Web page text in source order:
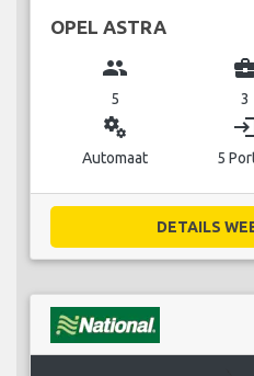
OPEL ASTRA
group
5 3
miscellaneous_services
Automaat 5
DETAILS